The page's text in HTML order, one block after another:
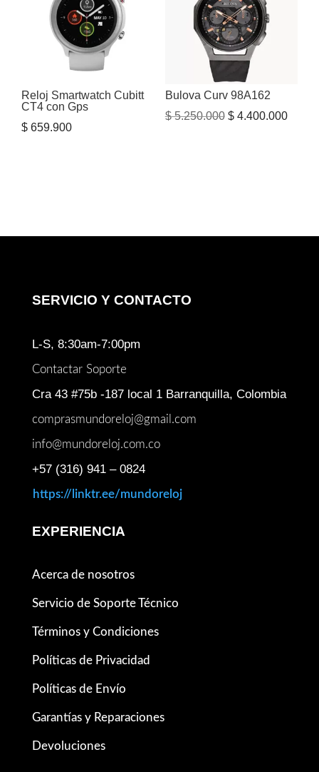
Reloj Smartwatch Cubitt
CT4 con Gps
$ 659.900
Bulova Curv 98A162
$5.250.000 El
$4.400.000El
SERVICIO Y CONTACTO
L-S, 8:30am-7:00pm
Contactar Soporte
Cra 43 #75b -187 local 1 Barranquilla, Colombia
comprasmundoreloj@gmail.com
info@mundoreloj.com.co
+57 (316) 941 – 0824
https://linktr.ee/mundoreloj
EXPERIENCIA
Acerca de nosotros
Servicio de Soporte Técnico
Términos y Condiciones
Políticas de Privacidad
Políticas de Envío
Garantías y Reparaciones
Devoluciones